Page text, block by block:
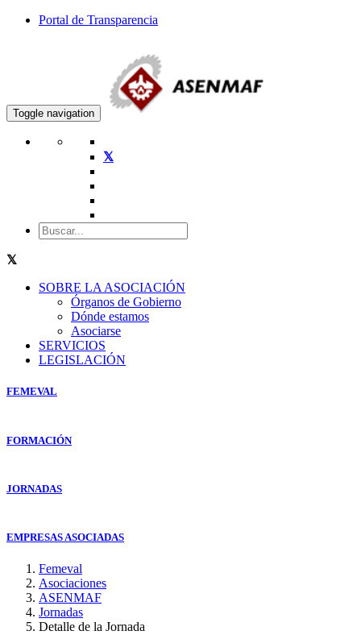
Portal de Transparencia
Toggle navigation
SOBRE LA ASOCIACIÓN
Órganos de Gobierno
Dónde estamos
Asociarse
SERVICIOS
LEGISLACIÓN
FEMEVAL
FORMACIÓN
JORNADAS
EMPRESAS ASOCIADAS
Femeval
Asociaciones
ASENMAF
Jornadas
Detalle de la Jornada